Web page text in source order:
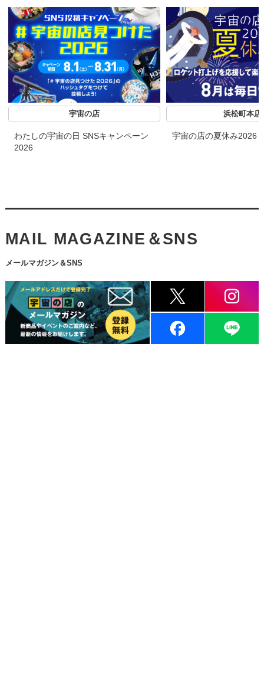
宇宙の店
わたしの宇宙の日 SNSキャンペーン
2026
浜松町本店
宇宙の店の夏休み2026
MAIL MAGAZINE＆SNS
メールマガジン＆SNS